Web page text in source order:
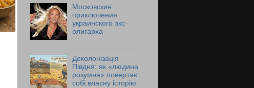
Московские
приключения
украинского экс-
олигарха
Деколонізація
Півдня: як «людина
розумна» повертає
собі власну історію